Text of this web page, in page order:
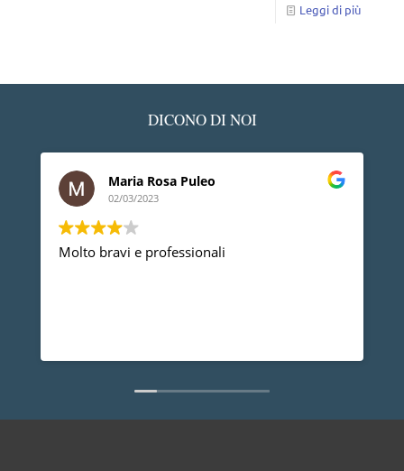
Leggi di più
DICONO DI NOI
Maria Rosa Puleo
02/03/2023
Molto bravi e professionali